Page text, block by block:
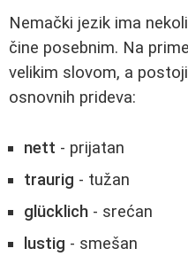
Nemački jezik ima
čine posebnim. Na
velikim slovom, a
osnovnih prideva:
nett - prijatan
traurig - tužan
glücklich - srećan
lustig - smešan